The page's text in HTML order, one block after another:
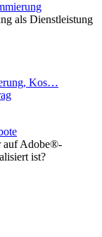
als Dienstleistung
Kos…
auf Adobe®-
ist?